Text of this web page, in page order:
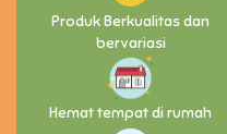
Produk Berkualitas dan
bervariasi
Hemat tempat di rumah